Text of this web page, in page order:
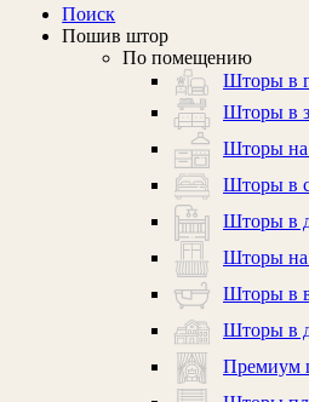
Поиск
Пошив штор
По помещению
Шторы в
Шторы в
Шторы
Шторы в
Шторы в
Шторы на
Шторы в
Шторы в
Премиум